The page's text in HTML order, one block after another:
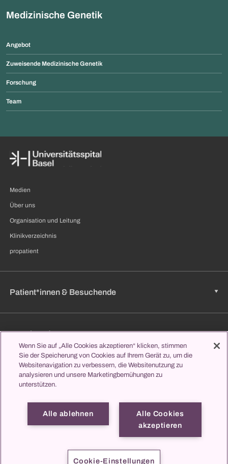
Medizinische Genetik
Angebot
Zuweisende Medizinische Genetik
Forschung
Team
Medien
Über uns
Organisation und Leitung
Klinikverzeichnis
propatient
Patient*innen & Besuchende
Zuweisende
Jobs & Karriere
Lernen & Studieren
Impressum Datenschutz
Wenn Sie auf „Alle Cookies akzeptieren“ klicken, stimmen
Sie der Speicherung von Cookies auf Ihrem Gerät zu, um die
Websitenavigation zu verbessern, die Websitenutzung zu
analysieren und unsere Marketingbemühungen zu
unterstützen.
Alle Cookies
akzeptieren
Alle ablehnen
Cookie-Einstellungen